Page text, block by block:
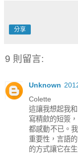
分享
9 則留言:
Unknown
Colette
這讓我想起我
寫精歛的短簽
都感動不已。
重要性，言語
的方式讓它在